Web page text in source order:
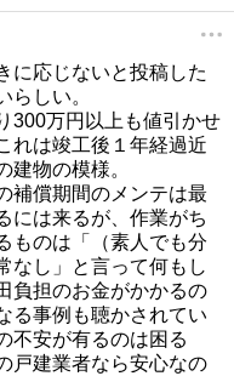
に応じないと投稿した
らしい。
300万円以上も値引かせ
れは竣工後１年経過近
建物の模様。
補償期間のメンテは最
には来るが、作業がち
ものは「（素人でも分
なし」と言って何もし
負担のお金がかかるの
る事例も聴かされてい
不安が有るのは困る
戸建業者なら安心なの